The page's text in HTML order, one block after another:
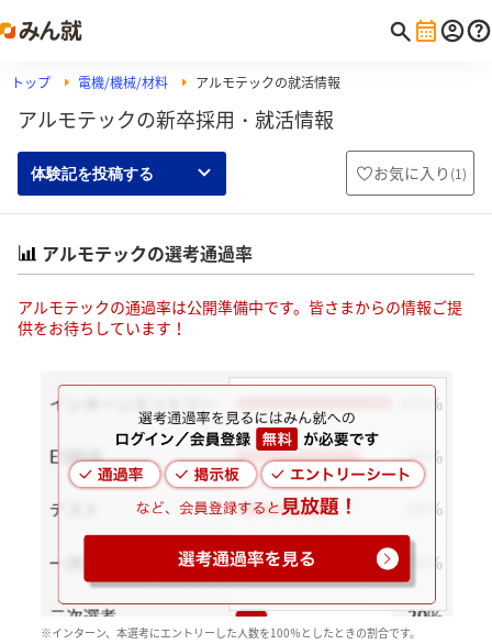
トップ 電機/機械/材料 アルモテックの就活情報
アルモテックの新卒採用・就活情報
体験記を投稿する お気に入り (1)
アルモテックの選考通過率
アルモテックの通過率は公開準備中です。皆さまからの情報ご提
供をお待ちしています！
※インターン、本選考にエントリーした人数を100％としたときの割合です。